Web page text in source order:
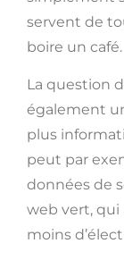
servent de
boire un café.
La question
également
plus
peut par
données de
web vert, qui
moins